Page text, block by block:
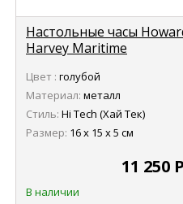
Настольные часы
Harvey Maritime
Цвет : голубой
Материал: металл
Стиль: Hi Tech (Хай Тек)
Размер: 16 х 15 х 5 см
11 250 Р
В наличии